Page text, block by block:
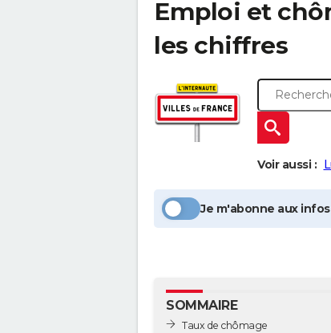
Emploi et
les chiffres
Voir aussi :
Je m'abonne aux
SOMMAIRE
Taux de chômage